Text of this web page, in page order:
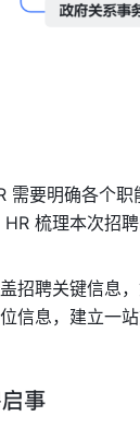
需要明确各个
梳理本次招
招聘关键信息
信息，建立一站